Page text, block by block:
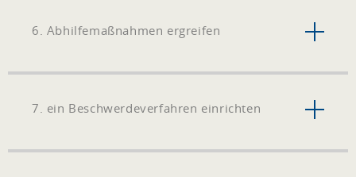
6. Abhilfemaßnahmen ergreifen
7. ein Beschwerdeverfahren einrichten